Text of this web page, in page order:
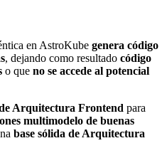
en AstroKube genera código
, dejando como resultado código
o que no se accede al potencial
Arquitectura Frontend para
multimodelo de buenas
base sólida de Arquitectura